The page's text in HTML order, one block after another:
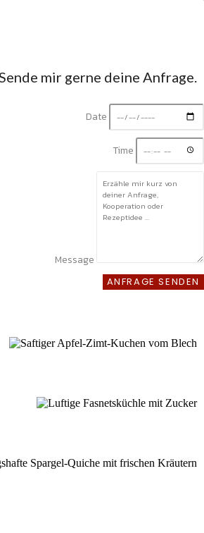
mir gerne deine Anfrage.
Date
Time
Message
ANFRAGE SENDEN